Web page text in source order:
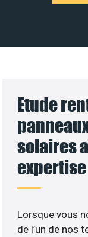
Etude
solaires
expertise
Lorsque vous
de l’un de nos